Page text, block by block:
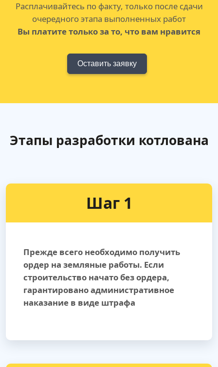
Расплачивайтесь по факту, только после сдачи
очередного этапа выполненных работ
Вы платите только за то, что вам нравится
Оставить заявку
Этапы разработки котлована
Шаг 1
Прежде всего необходимо получить
ордер на земляные работы. Если
строительство начато без ордера,
гарантировано административное
наказание в виде штрафа